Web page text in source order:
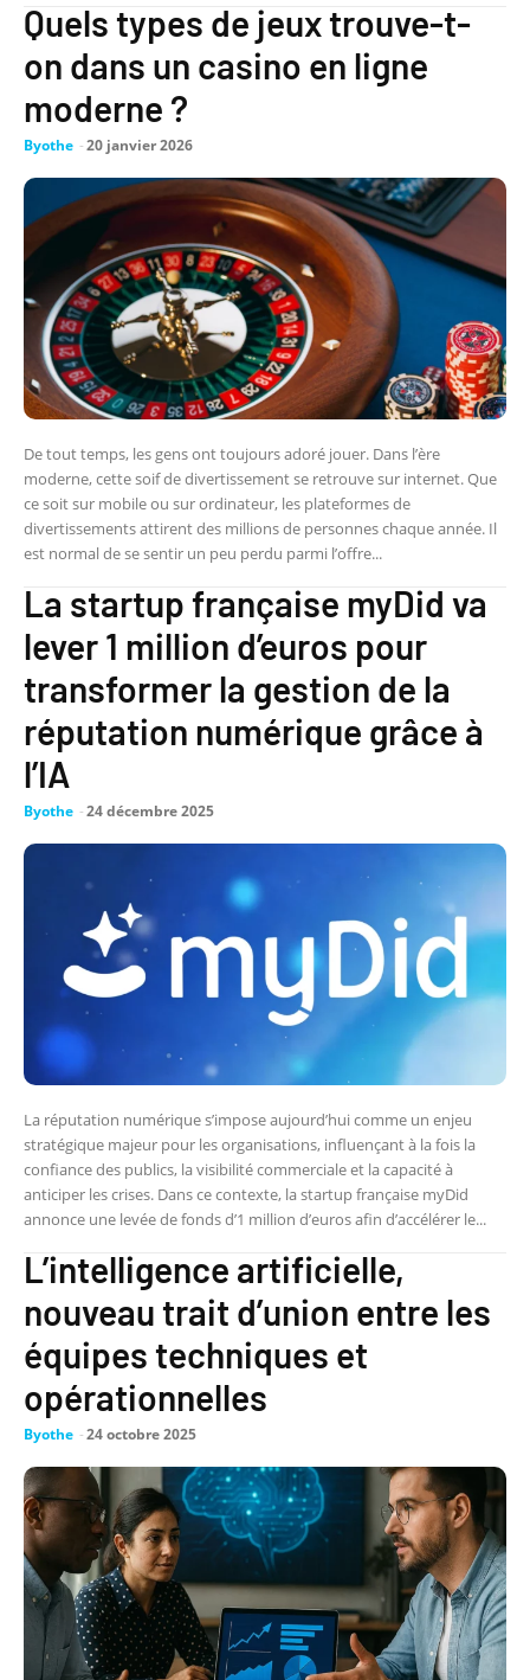
Quels types de jeux trouve-t-
on dans un casino en ligne
moderne ?
Byothe -20 janvier 2026
De tout temps, les gens ont toujours adoré jouer. Dans l’ère
moderne, cette soif de divertissement se retrouve sur internet. Que
ce soit sur mobile ou sur ordinateur, les plateformes de
divertissements attirent des millions de personnes chaque année. Il
est normal de se sentir un peu perdu parmi l’offre...
La startup française myDid va
lever 1 million d’euros pour
transformer la gestion de la
réputation numérique grâce à
l’IA
Byothe -24 décembre 2025
La réputation numérique s’impose aujourd’hui comme un enjeu
stratégique majeur pour les organisations, influençant à la fois la
confiance des publics, la visibilité commerciale et la capacité à
anticiper les crises. Dans ce contexte, la startup française myDid
annonce une levée de fonds d’1 million d’euros afin d’accélérer le...
L’intelligence artificielle,
nouveau trait d’union entre les
équipes techniques et
opérationnelles
Byothe -24 octobre 2025